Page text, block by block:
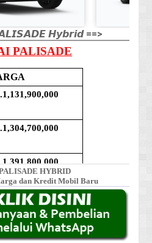
𝙃𝙮𝙗𝙧𝙞𝙙 ==>
HYBRID
dan Kredit Mobil Baru